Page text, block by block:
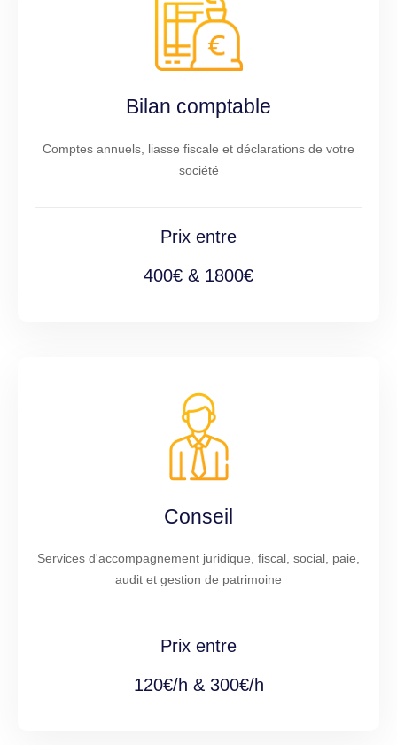
Bilan comptable
Comptes annuels, liasse fiscale et déclarations de votre
société
Prix entre
400€ & 1800€
Conseil
Services d'accompagnement juridique, fiscal, social, paie,
audit et gestion de patrimoine
Prix entre
120€/h & 300€/h